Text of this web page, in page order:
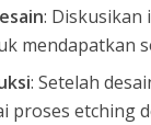
: Diskusikan
mendapatkan
: Setelah
proses etching